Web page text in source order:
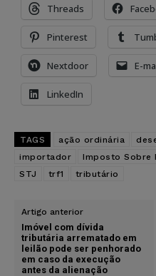
Threads
Pinterest
Nextdoor E-
LinkedIn
TAGS ação ordinária
importador
Imposto Sobre
STJ
trf1 tributário
Artigo anterior
Imóvel com dívida
tributária arrematado em
leilão pode ser penhorado
em caso da execução
antes da alienação